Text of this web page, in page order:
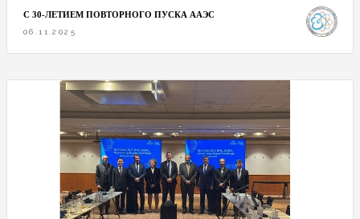
С 30-ЛЕТИЕМ ПОВТОРНОГО ПУСКА ААЭС
06.11.2025